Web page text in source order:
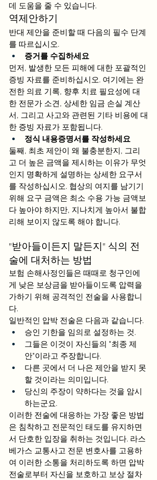
데 도움을 줄 수 있습니다.
역제안하기
반대 제안을 준비할 때 다음의 필수 단계
를 따르십시오.
증거를 수집하세요
먼저, 발생한 모든 피해에 대한 포괄적인
증빙 자료를 준비하십시오. 여기에는 완
전한 의료 기록, 향후 치료 필요성에 대
한 전문가 소견, 상세한 임금 손실 계산
서, 그리고 사고와 관련된 기타 비용에 대
한 증빙 자료가 포함됩니다.
정식 내용증명서를 작성하세요
둘째, 최초 제안이 왜 불충분한지, 그리
고 더 높은 금액을 제시하는 이유가 무엇
인지 명확하게 설명하는 상세한 요구서
를 작성하십시오. 협상의 여지를 남기기
위해 요구 금액은 최소 수용 가능 금액보
다 높아야 하지만, 지나치게 높아서 불합
리해 보이지 않도록 해야 합니다.
"받아들이든지 말든지" 식의 전
술에 대처하는 방법
보험 손해사정인들은 때때로 청구인에
게 낮은 보상금을 받아들이도록 압력을
가하기 위해 공격적인 전술을 사용합니
다.
일반적인 압박 전술은 다음과 같습니다.
승인 기한을 임의로 설정하는 것.
그들은 이것이 자신들의 "최종 제
안"이라고 주장합니다.
다른 곳에서 더 나은 제안을 받지 못
할 것이라는 의미입니다.
당신의 주장이 약하다는 것을 암시
하는군요.
이러한 전술에 대응하는 가장 좋은 방법
은 침착하고 전문적인 태도를 유지하면
서 단호한 입장을 취하는 것입니다. 라스
베가스 교통사고 전문 변호사를 고용하
여 이러한 소통을 처리하도록 하면 압박
전술로부터 자신을 보호하고 보상 절차